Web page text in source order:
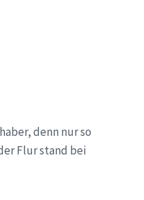
denn nur so
Flur stand bei